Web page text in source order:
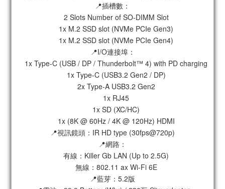
📍插槽數：
2 Slots Number of SO-DIMM Slot
1x M.2 SSD slot (NVMe PCIe Gen3)
1x M.2 SSD slot (NVMe PCIe Gen4)
📍I/O連接埠：
1x Type-C (USB / DP / Thunderbolt™ 4) with PD charging
1x Type-C (USB3.2 Gen2 / DP)
2x Type-A USB3.2 Gen2
1x RJ45
1x SD (XC/HC)
1x (8K @ 60Hz / 4K @ 120Hz) HDMI
📍視訊鏡頭：IR HD type (30fps@720p)
📍網路：
有線：Killer Gb LAN (Up to 2.5G)
無線：802.11 ax Wi-Fi 6E
📍藍芽：5.2版